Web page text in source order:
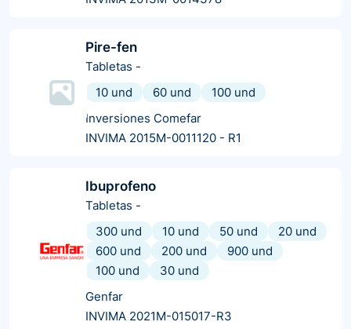
Pire-fen
Tabletas -
10 und
60 und
100 und
Inversiones Comefar
INVIMA 2015M-0011120 - R1
Ibuprofeno
Tabletas -
300 und
10 und 50 und
20 und
600 und
200 und
900 und
100 und
30 und
Genfar
INVIMA 2021M-015017-R3